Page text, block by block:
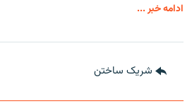
ادامه خبر ...
شریک ساختن